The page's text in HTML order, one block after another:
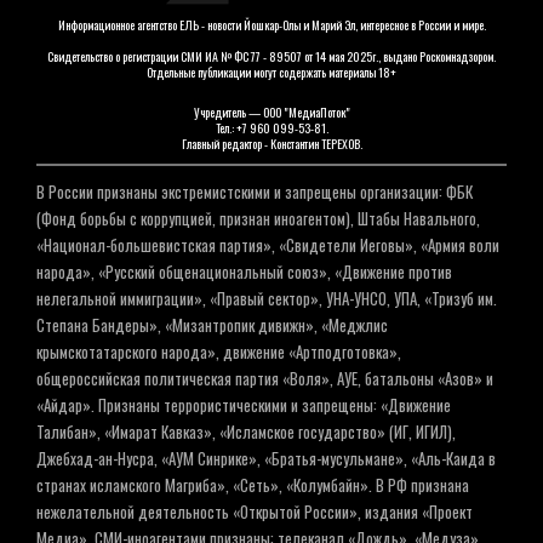
Информационное агентство ЕЛЬ - новости Йошкар-Олы и Марий Эл, интересное в России и мире.
Свидетельство о регистрации СМИ ИА № ФС 77 - 89507 от 14 мая 2025г., выдано Роскомнадзором.
Отдельные публикации могут содержать материалы 18+
Учредитель — ООО "МедиаПоток"
Тел.: +7 960 099-53-81.
Главный редактор - Константин ТЕРЕХОВ.
В России признаны экстремистскими и запрещены организации: ФБК
(Фонд борьбы с коррупцией, признан иноагентом), Штабы Навального,
«Национал-большевистская партия», «Свидетели Иеговы», «Армия воли
народа», «Русский общенациональный союз», «Движение против
нелегальной иммиграции», «Правый сектор», УНА-УНСО, УПА, «Тризуб им.
Степана Бандеры», «Мизантропик дивижн», «Меджлис
крымскотатарского народа», движение «Артподготовка»,
общероссийская политическая партия «Воля», АУЕ, батальоны «Азов» и
«Айдар». Признаны террористическими и запрещены: «Движение
Талибан», «Имарат Кавказ», «Исламское государство» (ИГ, ИГИЛ),
Джебхад-ан-Нусра, «АУМ Синрике», «Братья-мусульмане», «Аль-Каида в
странах исламского Магриба», «Сеть», «Колумбайн». В РФ признана
нежелательной деятельность «Открытой России», издания «Проект